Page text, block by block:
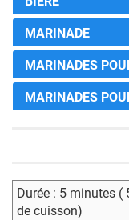
MARINADE
MARINADES
MARINADES
Durée : 5 minutes
de cuisson)